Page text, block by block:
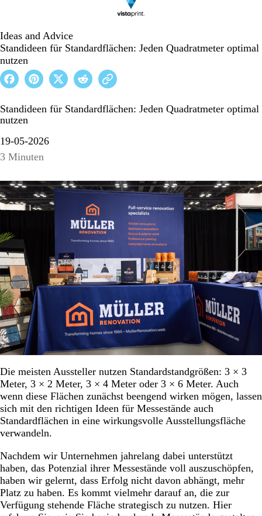
Ideas and Advice
Standideen für Standardflächen: Jeden Quadratmeter optimal
nutzen
Standideen für Standardflächen: Jeden Quadratmeter optimal
nutzen
19-05-2026
3 Minuten
Die meisten Aussteller nutzen Standardstandgrößen: 3 × 3
Meter, 3 × 2 Meter, 3 × 4 Meter oder 3 × 6 Meter. Auch
wenn diese Flächen zunächst beengend wirken mögen, lassen
sich mit den richtigen Ideen für Messestände auch
Standardflächen in eine wirkungsvolle Ausstellungsfläche
verwandeln.
Nachdem wir Unternehmen jahrelang dabei unterstützt
haben, das Potenzial ihrer Messestände voll auszuschöpfen,
haben wir gelernt, dass Erfolg nicht davon abhängt, mehr
Platz zu haben. Es kommt vielmehr darauf an, die zur
Verfügung stehende Fläche strategisch zu nutzen. Hier